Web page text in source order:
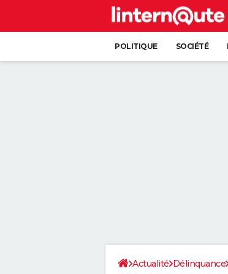
POLITIQUE SOCIÉTÉ
Actualité Délinquance